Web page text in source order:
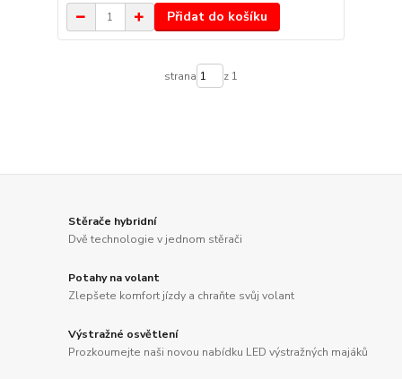
Přidat do košíku
strana z 1
Stěrače hybridní
Dvě technologie v jednom stěrači
Potahy na volant
Zlepšete komfort jízdy a chraňte svůj volant
Výstražné osvětlení
Prozkoumejte naši novou nabídku LED výstražných majáků